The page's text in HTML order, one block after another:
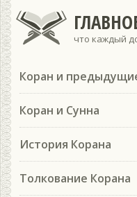
что каждый
Коран и
Коран и Сунна
История Корана
Толкование Корана